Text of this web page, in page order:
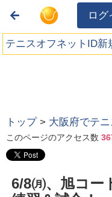
ログ
テニスオフネットID新
トップ > 大阪府でテニ
このページのアクセス数
6/8㈪、旭コー